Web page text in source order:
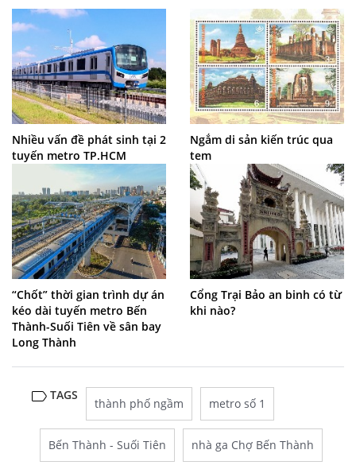
Nhiều vấn đề phát sinh tại 2
tuyến metro TP.HCM
Ngắm di sản kiến trúc qua
tem
“Chốt” thời gian trình dự án
kéo dài tuyến metro Bến
Thành-Suối Tiên về sân bay
Long Thành
Cổng Trại Bảo an binh có từ
khi nào?
TAGS
thành phố ngầm metro số 1
Bến Thành - Suối Tiên nhà ga Chợ Bến Thành